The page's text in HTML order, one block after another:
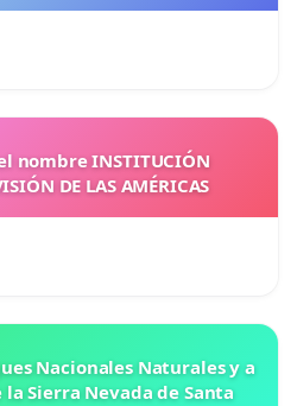
nombre INSTITUCIÓN
DE LAS AMÉRICAS
Nacionales Naturales y a
Sierra Nevada de Santa